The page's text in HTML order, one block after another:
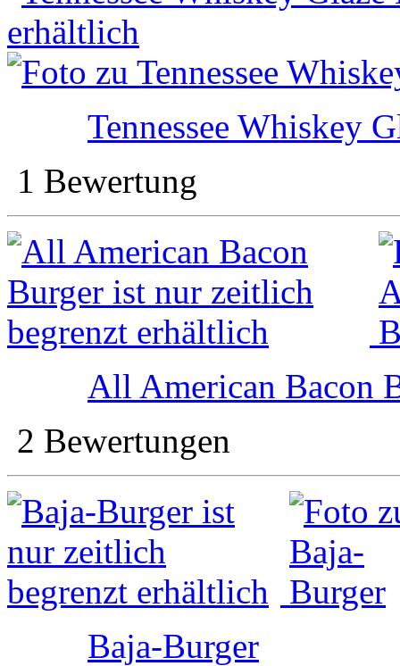
Tennessee Whiskey
1 Bewertung
All American Bacon
2 Bewertungen
Baja-Burger